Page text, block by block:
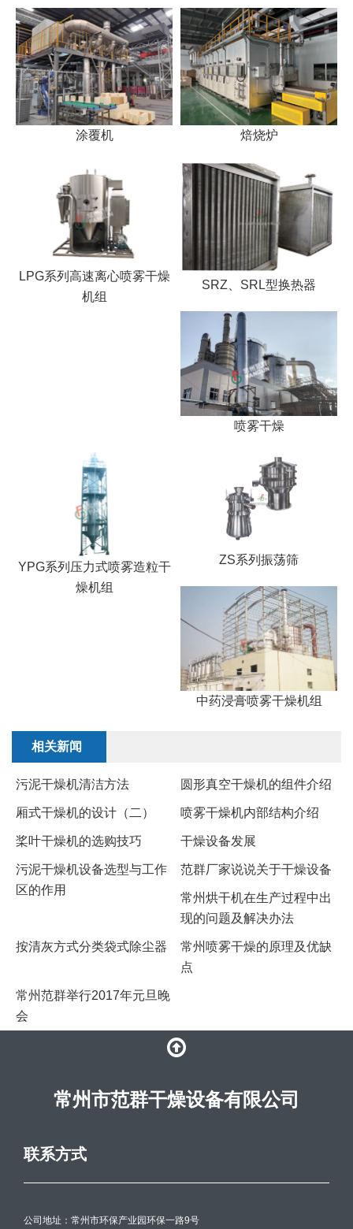
涂覆机 焙烧炉
LPG系列高速离心喷雾干燥
机组
SRZ、SRL型换热器
喷雾干燥
YPG系列压力式喷雾造粒干
燥机组
ZS系列振荡筛
中药浸膏喷雾干燥机组
相关新闻
污泥干燥机清洁方法 圆形真空干燥机的组件介绍
厢式干燥机的设计（二） ​喷雾干燥机内部结构介绍
桨叶干燥机的选购技巧 干燥设备发展
污泥干燥机设备选型与工作
区的作用
范群厂家说说关于干燥设备
常州烘干机在生产过程中出
现的问题及解决办法
按清灰方式分类袋式除尘器
常州喷雾干燥的原理及优缺
点
常州范群举行2017年元旦晚
会
常州市范群干燥设备有限公司
联系方式
公司地址：常州市环保产业园环保一路9号